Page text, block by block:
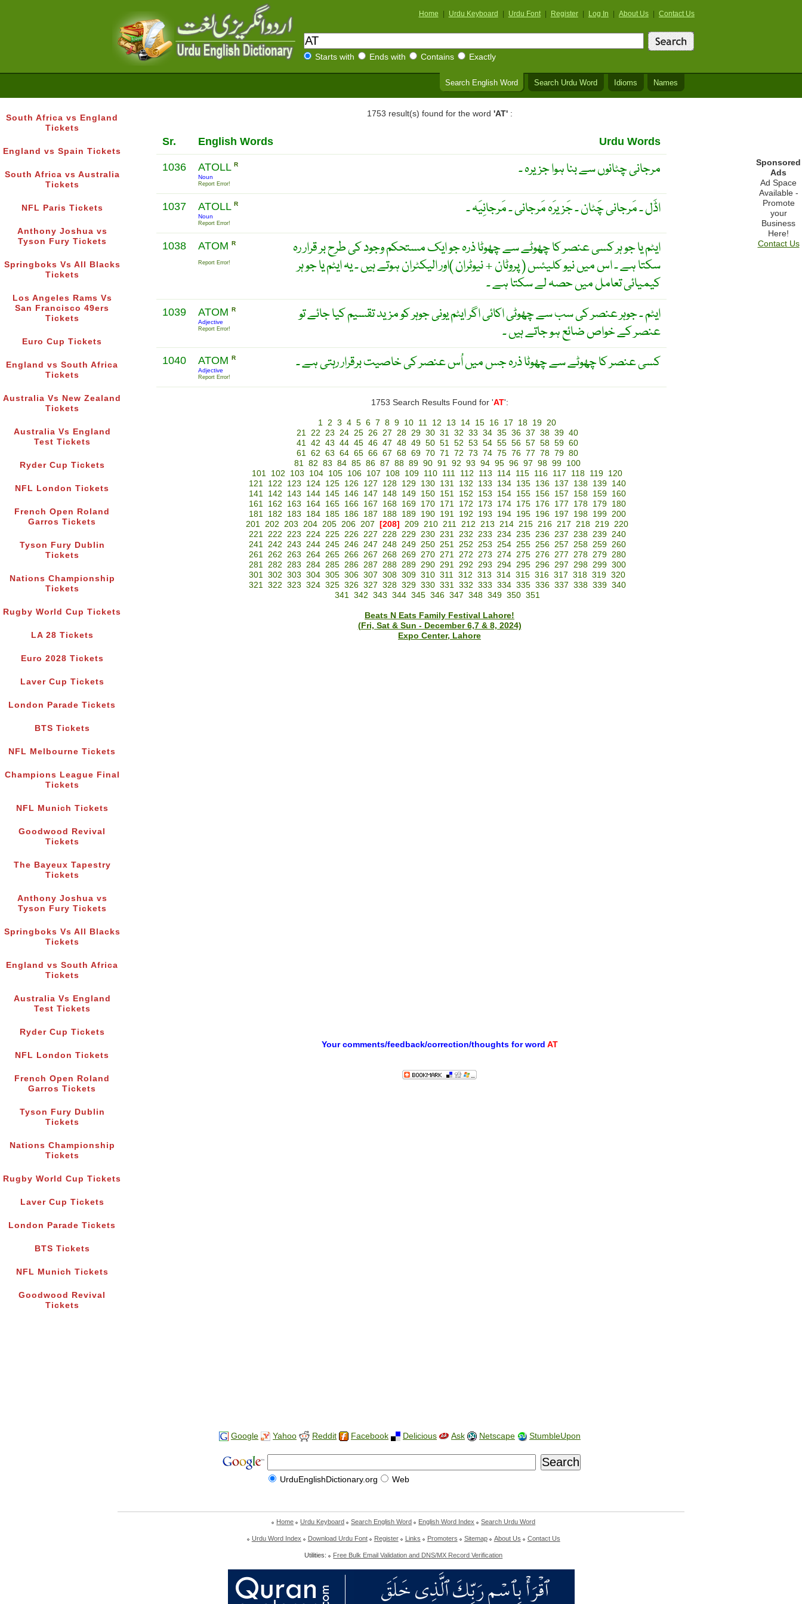
Home Urdu Keyboard Urdu Font Register Log In About Us Contact Us
Starts with Ends with Contains Exactly
Search English Word Search Urdu Word Idioms Names
South Africa vs England
Tickets
England vs Spain Tickets
South Africa vs Australia
Tickets
NFL Paris Tickets
Anthony Joshua vs
Tyson Fury Tickets
Springboks Vs All Blacks
Tickets
Los Angeles Rams Vs
San Francisco 49ers
Tickets
Euro Cup Tickets
England vs South Africa
Tickets
Australia Vs New Zealand
Tickets
Australia Vs England
Test Tickets
Ryder Cup Tickets
NFL London Tickets
French Open Roland
Garros Tickets
Tyson Fury Dublin
Tickets
Nations Championship
Tickets
Rugby World Cup Tickets
LA 28 Tickets
Euro 2028 Tickets
Laver Cup Tickets
London Parade Tickets
BTS Tickets
NFL Melbourne Tickets
Champions League Final
Tickets
NFL Munich Tickets
Goodwood Revival
Tickets
The Bayeux Tapestry
Tickets
Anthony Joshua vs
Tyson Fury Tickets
Springboks Vs All Blacks
Tickets
England vs South Africa
Tickets
Australia Vs England
Test Tickets
Ryder Cup Tickets
NFL London Tickets
French Open Roland
Garros Tickets
Tyson Fury Dublin
Tickets
Nations Championship
Tickets
Rugby World Cup Tickets
Laver Cup Tickets
London Parade Tickets
BTS Tickets
NFL Munich Tickets
Goodwood Revival
Tickets
1753 result(s) found for the word 'AT':
Sr. English Words Urdu Words
1036 ATOLL R
Noun
Report Error!
مرجانی چٹانوں سے بنا ہوا جزیرہ ۔
1037 ATOLL R
Noun
Report Error!
اڈَل ۔ مَرجانی چَٹان ۔ جَزيرَہ مَرجانی ۔ مَرجانِيَہ ۔
1038 ATOM R
Report Error!
ایٹم یا جو ہر کسی عنصر کا چھوٹے سے چھوٹا ذرہ جو ایک مستحکم وجود کی طرح بر قرار رہ
سکتا ہے ۔ اس میں نیو کلیئس ( پروٹان + نیوٹران )اور الیکٹران ہوتے ہیں ۔ یہ ایٹم یا جو ہر
کیمیائی تعامل میں حصہ لے سکتا ہے ۔
1039 ATOM R
Adjective
Report Error!
ایٹم ۔ جوہر عنصر کی سب سے چھوٹی اکائی اگر ایٹم یونی جوہر کو مزید تقسیم کیا جائے تو
عنصر کے خواص ضائع ہو جاتے ہیں ۔
1040 ATOM R
Adjective
Report Error!
کسی عنصر کا چھوٹے سے چھوٹا ذرہ جس میں اُس عنصر کی خاصیت برقرار رہتی ہے ۔
1753 Search Results Found for 'AT':
1 2 3 4 5 6 7 8 9 10 11 12 13 14 15 16 17 18 19 20
21 22 23 24 25 26 27 28 29 30 31 32 33 34 35 36 37 38 39 40
41 42 43 44 45 46 47 48 49 50 51 52 53 54 55 56 57 58 59 60
61 62 63 64 65 66 67 68 69 70 71 72 73 74 75 76 77 78 79 80
81 82 83 84 85 86 87 88 89 90 91 92 93 94 95 96 97 98 99
100
101 102 103 104 105 106 107 108 109 110 111 112 113 114 115 116 117 118 119 120
121
122 123 124 125 126 127 128 129 130 131 132 133 134 135 136 137 138 139
140
141
142 143 144 145 146 147 148 149 150 151 152 153 154 155 156 157 158 159
160
161
162 163 164 165 166 167 168 169 170 171 172 173 174 175 176 177 178 179
180
181
182 183 184 185 186 187 188 189 190 191 192 193 194 195 196 197 198 199 200
201 202 203 204 205 206 207 [208] 209 210 211 212 213 214 215 216 217 218 219 220
221 222 223 224 225 226 227 228 229 230 231 232 233 234 235 236 237 238 239 240
241 242 243 244 245 246 247 248 249 250 251 252 253 254 255 256 257 258 259 260
261 262 263 264 265 266 267 268 269 270 271 272 273 274 275 276 277 278 279 280
281 282 283 284 285 286 287 288 289 290 291 292 293 294 295 296 297 298 299 300
301 302 303 304 305 306 307 308 309 310 311 312 313 314 315 316 317 318 319 320
321 322 323 324 325 326 327 328 329 330 331 332 333 334 335 336 337 338 339 340
341 342 343 344 345 346 347 348 349 350 351
Beats N Eats Family Festival Lahore!
(Fri, Sat & Sun - December 6,7 & 8, 2024)
Expo Center, Lahore
Your comments/feedback/correction/thoughts for word AT
Sponsored
Ads
Ad Space
Available -
Promote
your
Business
Here!
Contact Us
Google Yahoo Reddit Facebook Delicious Ask Netscape StumbleUpon
UrduEnglishDictionary.org Web
Home Urdu Keyboard Search English Word English Word Index Search Urdu Word
Urdu Word Index Download Urdu Font Register Links Promoters Sitemap About Us Contact Us
Utilities: Free Bulk Email Validation and DNS/MX Record Verification